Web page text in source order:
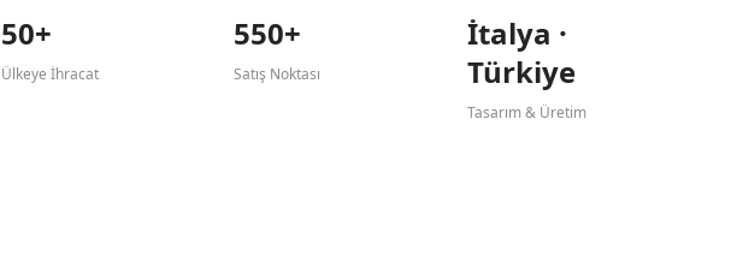
50+
Ülkeye İhracat
550+
Satış Noktası
İtalya ·
Türkiye
Tasarım & Üretim